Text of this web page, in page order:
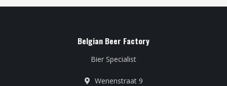
Belgian Beer Factory
Bier Specialist
Wenenstraat 9